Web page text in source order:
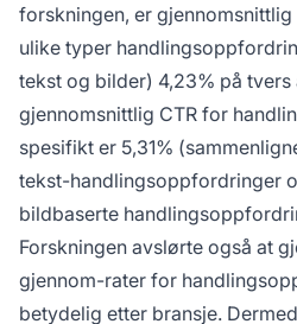
forskningen, er
ulike typer
tekst og bilder) 4,23% på tvers
gjennomsnittlig CTR for
spesifikt er 5,31%
tekst-handlingsoppfordringer
bildbaserte
Forskningen avslørte også at
gjennom-rater for
betydelig etter bransje.